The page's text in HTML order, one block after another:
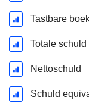
Tastbare
Totale schuld
Nettoschuld
Schuld